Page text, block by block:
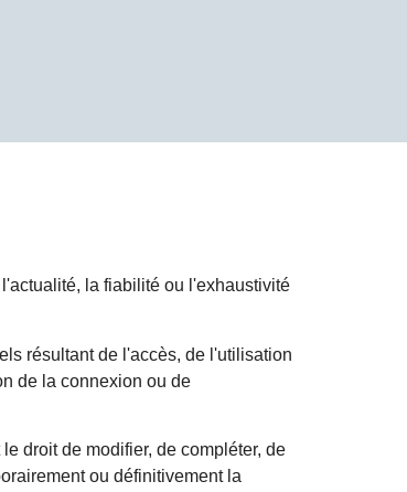
la fiabilité ou l'exhaustivité
résultant de l'accès, de l'utilisation
de la connexion ou de
droit de modifier, de compléter, de
ou définitivement la